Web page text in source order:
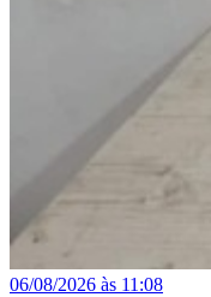
06/08/2026 às 11:08